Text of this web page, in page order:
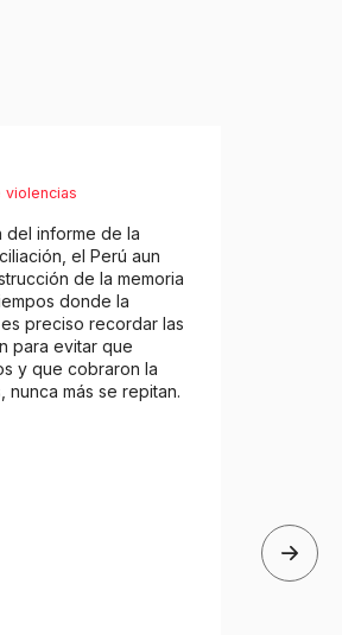
del informe de la
el Perú aun
de la memoria
donde la
preciso recordar las
para evitar que
y que cobraron la
nunca más se repitan.